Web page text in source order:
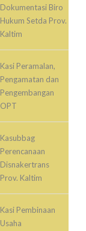
Dokumentasi Biro
Hukum Setda Prov.
Kaltim
Kasi Peramalan,
Pengamatan dan
Pengembangan
OPT
Kasubbag
Perencanaan
Disnakertrans
Prov. Kaltim
Kasi Pembinaan
Usaha